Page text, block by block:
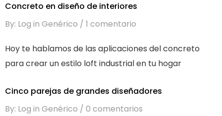
Concreto en diseño de interiores
By: Log in Genérico
1 comentario
Hoy te hablamos de las aplicaciones del concreto
para crear un estilo loft industrial en tu hogar
Cinco parejas de grandes diseñadores
By: Log in Genérico
0 comentarios